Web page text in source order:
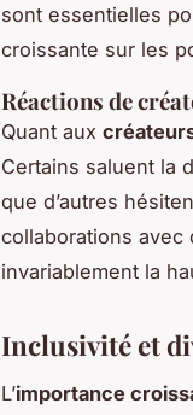
sont essentielles
croissante sur les
Réactions de
Quant aux
Certains saluent la
que d’autres
collaborations
invariablement la
Inclusivité et
L’importance